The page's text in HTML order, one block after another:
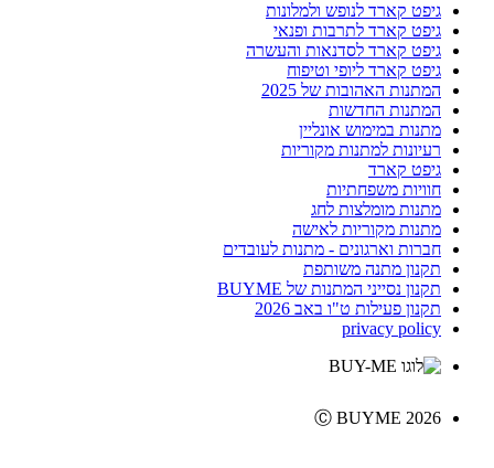
גיפט קארד לנופש ולמלונות
גיפט קארד לתרבות ופנאי
גיפט קארד לסדנאות והעשרה
גיפט קארד ליופי וטיפוח
המתנות האהובות של 2025
המתנות החדשות
מתנות במימוש אונליין
רעיונות למתנות מקוריות
גיפט קארד
חוויות משפחתיות
מתנות מומלצות לחג
מתנות מקוריות לאישה
חברות וארגונים - מתנות לעובדים
תקנון מתנה משותפת
תקנון נסייני המתנות של BUYME
תקנון פעילות ט"ו באב 2026
privacy policy
Ⓒ BUYME 2026